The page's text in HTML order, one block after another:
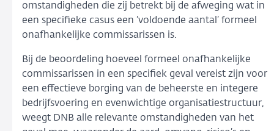
omstandigheden die zij betrekt bij de afweging wat in
een specifieke casus een ‘voldoende aantal’ formeel
onafhankelijke commissarissen is.
Bij de beoordeling hoeveel formeel onafhankelijke
commissarissen in een specifiek geval vereist zijn voor
een effectieve borging van de beheerste en integere
bedrijfsvoering en evenwichtige organisatiestructuur,
weegt DNB alle relevante omstandigheden van het